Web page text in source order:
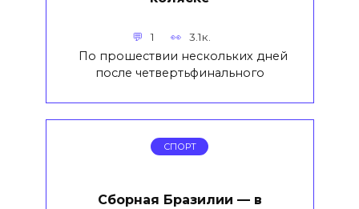
1 3.1к.
По прошествии нескольких дней
после четвертьфинального
СПОРТ
Сборная Бразилии — в